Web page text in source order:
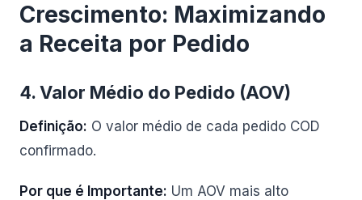
Crescimento: Maximizando
a Receita por Pedido
4. Valor Médio do Pedido (AOV)
Definição: O valor médio de cada pedido COD
confirmado.
Por que é Importante: Um AOV mais alto